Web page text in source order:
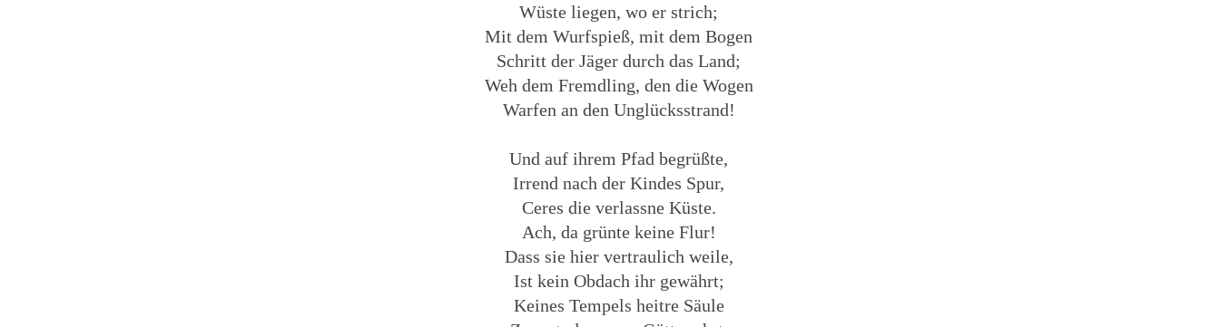
Wüste liegen, wo er strich;
Mit dem Wurfspieß, mit dem Bogen
Schritt der Jäger durch das Land;
Weh dem Fremdling, den die Wogen
Warfen an den Unglücksstrand!
Und auf ihrem Pfad begrüßte,
Irrend nach der Kindes Spur,
Ceres die verlassne Küste.
Ach, da grünte keine Flur!
Dass sie hier vertraulich weile,
Ist kein Obdach ihr gewährt;
Keines Tempels heitre Säule